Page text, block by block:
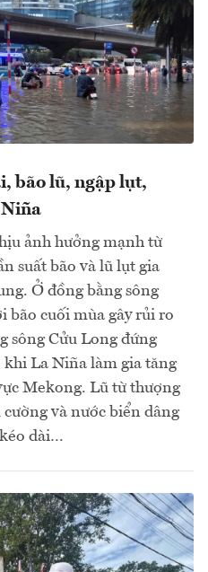
bão lũ, ngập lụt,
ảnh hưởng mạnh từ
suất bão và lũ lụt gia
Ở đồng bằng sông
bão cuối mùa gây rủi ro
sông Cửu Long đứng
khi La Niña làm gia tăng
Mekong. Lũ từ thượng
và nước biển dâng
dài…